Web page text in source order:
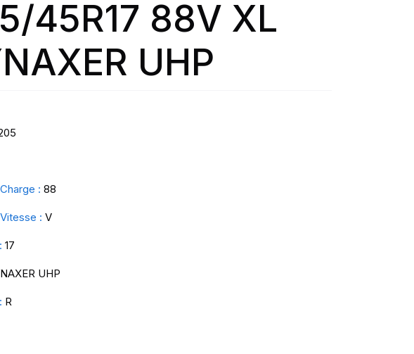
45R17 88V XL
UHP
: 88
: V
17
UHP
R